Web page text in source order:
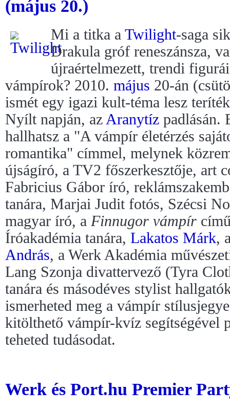
(május 20.)
Mi a titka a Twilight-saga
Drakula gróf reneszánsza,
újraértelmezett, trendi
vámpírok? 2010. május 20-án
ismét egy igazi kult-téma lesz
Nyílt napján, az Aranytíz padlásán.
hallhatsz a "A vámpír életérzés
romantika" címmel, melynek
újságíró, a TV2 főszerkesztője, art
Fabricius Gábor író,
tanára, Marjai Judit fotós, Szécsi
magyar író, a Finnugor vámpír
Íróakadémia tanára, Lakatos Márk,
András, a Werk Akadémia
Lang Szonja divattervező (Tyra
tanára és másodéves stylist
ismerheted meg a vámpír
kitölthető vámpír-kvíz segítségével
teheted tudásodat.
Werk és Port.hu Premier